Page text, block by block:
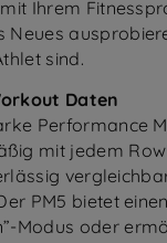
Ihrem
Neues
sind.
Daten
Performance
mit jedem
PM5 bietet
Modus oder